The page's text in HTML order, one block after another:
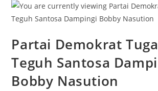
Partai Demokrat
Teguh Santosa
Bobby Nasution